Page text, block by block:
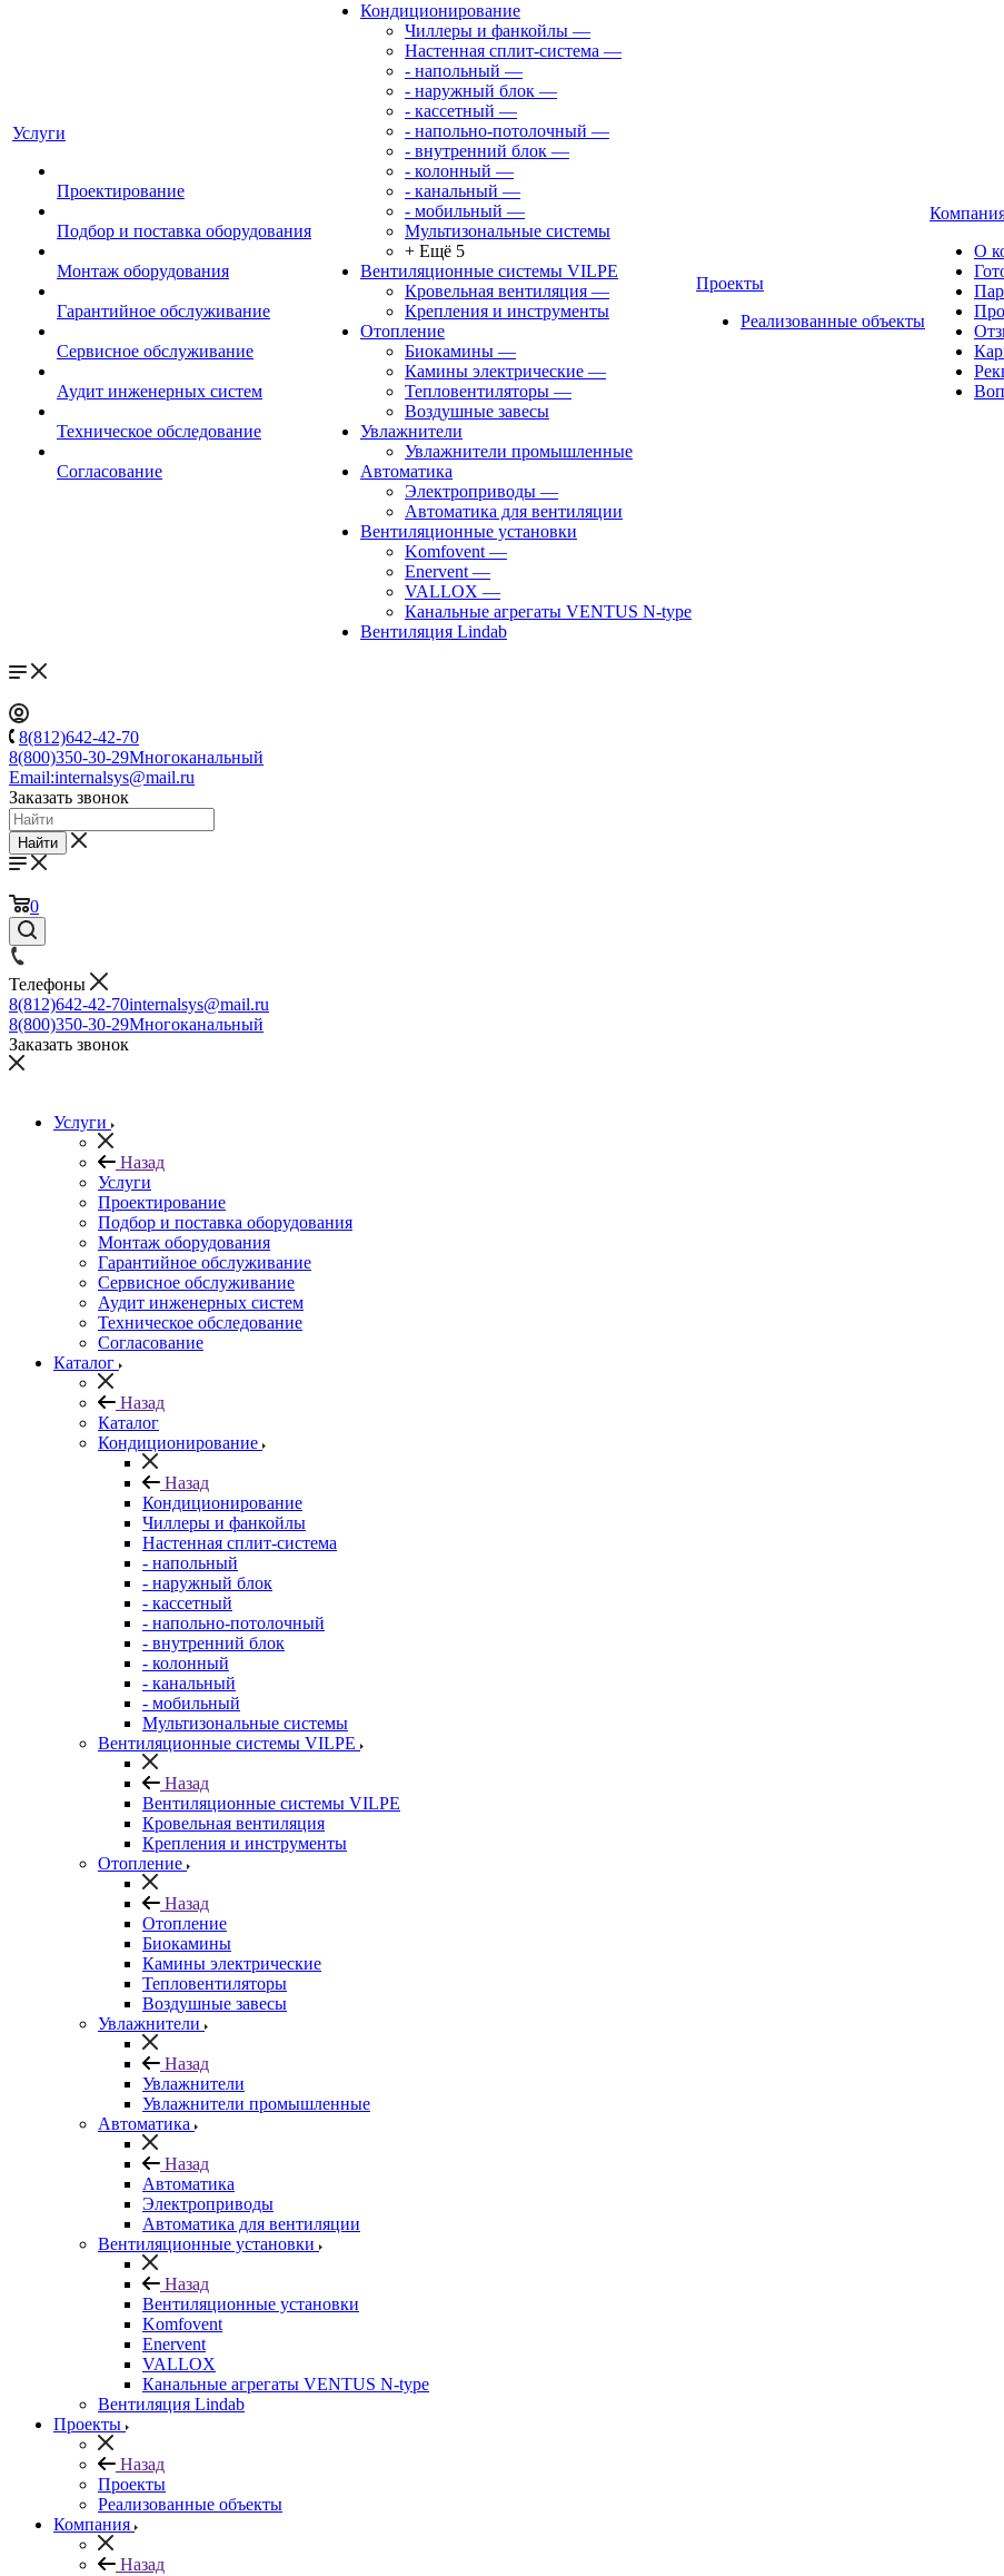
Услуги
Проектирование
Подбор и поставка оборудования
Монтаж оборудования
Гарантийное обслуживание
Сервисное обслуживание
Аудит инженерных систем
Техническое обследование
Согласование
Кондиционирование
Чиллеры и фанкойлы —
Настенная сплит-система —
- напольный —
- наружный блок —
- кассетный —
- напольно-потолочный —
- внутренний блок —
- колонный —
- канальный —
- мобильный —
Мультизональные системы
+ Ещё 5
Вентиляционные системы VILPE
Кровельная вентиляция —
Крепления и инструменты
Отопление
Биокамины —
Камины электрические —
Тепловентиляторы —
Воздушные завесы
Увлажнители
Увлажнители промышленные
Автоматика
Электроприводы —
Автоматика для вентиляции
Вентиляционные установки
Komfovent —
Enervent —
VALLOX —
Канальные агрегаты VENTUS N-type
Вентиляция Lindab
Проекты
Реализованные объекты
О
8(812)642-42-70
8(800)350-30-29Многоканальный
Email:internalsys@mail.ru
Заказать звонок
Найти
0
Телефоны
8(812)642-42-70internalsys@mail.ru
8(800)350-30-29Многоканальный
Заказать звонок
Услуги
Назад
Услуги
Проектирование
Подбор и поставка оборудования
Монтаж оборудования
Гарантийное обслуживание
Сервисное обслуживание
Аудит инженерных систем
Техническое обследование
Согласование
Каталог
Назад
Каталог
Кондиционирование
Назад
Кондиционирование
Чиллеры и фанкойлы
Настенная сплит-система
- напольный
- наружный блок
- кассетный
- напольно-потолочный
- внутренний блок
- колонный
- канальный
- мобильный
Мультизональные системы
Вентиляционные системы VILPE
Назад
Вентиляционные системы VILPE
Кровельная вентиляция
Крепления и инструменты
Отопление
Назад
Отопление
Биокамины
Камины электрические
Тепловентиляторы
Воздушные завесы
Увлажнители
Назад
Увлажнители
Увлажнители промышленные
Автоматика
Назад
Автоматика
Электроприводы
Автоматика для вентиляции
Вентиляционные установки
Назад
Вентиляционные установки
Komfovent
Enervent
VALLOX
Канальные агрегаты VENTUS N-type
Вентиляция Lindab
Проекты
Назад
Проекты
Реализованные объекты
Компания
Назад